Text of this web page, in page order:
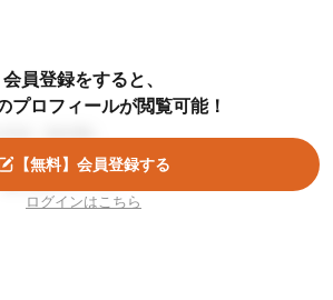
頃（30日間）
会員登録をすると、
プロフィールが閲覧可能！
【無料】会員登録する
ログインはこちら